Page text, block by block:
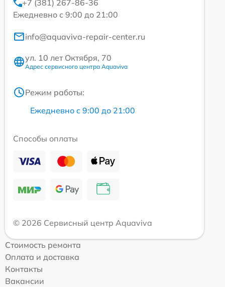
+7 (381) 267-86-36
Ежедневно с 9:00 до 21:00
info@aquaviva-repair-center.ru
ул. 10 лет Октября, 70
Адрес сервисного центра Aquaviva
Режим работы:
Ежедневно с 9:00 до 21:00
Способы оплаты
© 2026 Сервисный центр Aquaviva
Стоимость ремонта
Оплата и доставка
Контакты
Вакансии